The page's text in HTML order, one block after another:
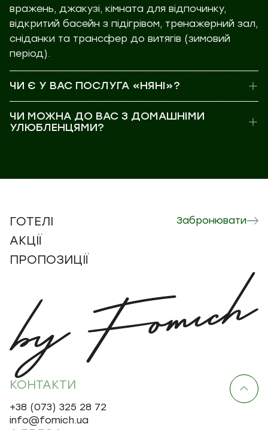
вражень, джакузі, кімната для відпочинку,
відкритий басейн з підігрівом, тренажерний зал,
сніданки та трансфер до витягів (зимовий
період).
ЧИ Є У ВАС ПОСЛУГА «НЯНІ»?
ЧИ МОЖНА ДО ВАС З ДОМАШНІМИ
УЛЮБЛЕНЦЯМИ?
ГОТЕЛІ
АКЦІЇ
ПРОПОЗИЦІЇ
Забронювати
КОНТАКТИ
+38 (073) 325 28 72
info@fomich.ua